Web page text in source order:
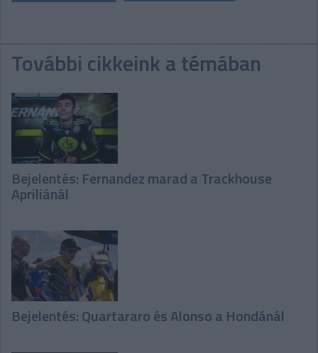
További cikkeink a témában
Bejelentés: Fernandez marad a Trackhouse
Apriliánál
Bejelentés: Quartararo és Alonso a Hondánál